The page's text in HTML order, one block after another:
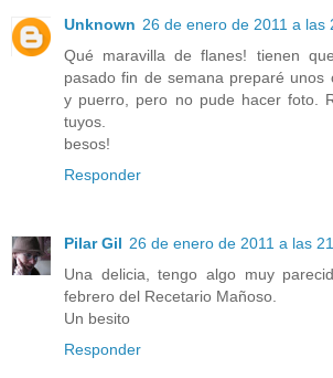
Unknown 26 de enero de 2011 a las
Qué maravilla de flanes! tienen
pasado fin de semana preparé unos
y puerro, pero no pude hacer foto.
tuyos.
besos!
Responder
Pilar Gil 26 de enero de 2011 a las
Una delicia, tengo algo muy
febrero del Recetario Mañoso.
Un besito
Responder